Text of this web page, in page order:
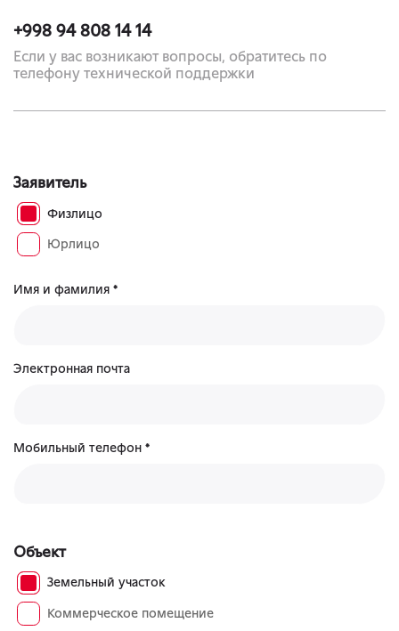
+998 94 808 14 14
Если у вас возникают вопросы, обратитесь по
телефону технической поддержки
Заявитель
Физлицо
Юрлицо
Имя и фамилия *
Электронная почта
Мобильный телефон *
Объект
Земельный участок
Коммерческое помещение